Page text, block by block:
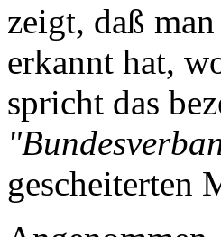
zeigt, daß
erkannt hat,
spricht das
gescheiterten